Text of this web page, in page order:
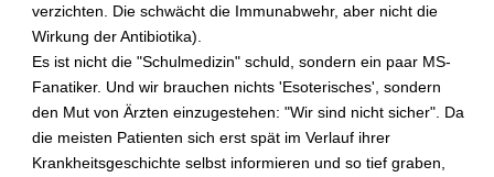
verzichten. Die schwächt die Immunabwehr, aber nicht die
Wirkung der Antibiotika).
Es ist nicht die "Schulmedizin" schuld, sondern ein paar MS-
Fanatiker. Und wir brauchen nichts 'Esoterisches', sondern
den Mut von Ärzten einzugestehen: "Wir sind nicht sicher". Da
die meisten Patienten sich erst spät im Verlauf ihrer
Krankheitsgeschichte selbst informieren und so tief graben,
a
n
M
u
t
i
p